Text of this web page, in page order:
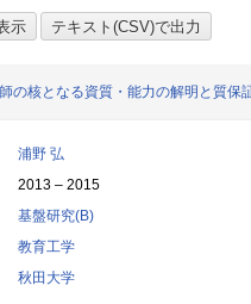
の核となる資質・能力の解明と質保
浦野 弘
2013 – 2015
基盤研究(B)
教育工学
秋田大学